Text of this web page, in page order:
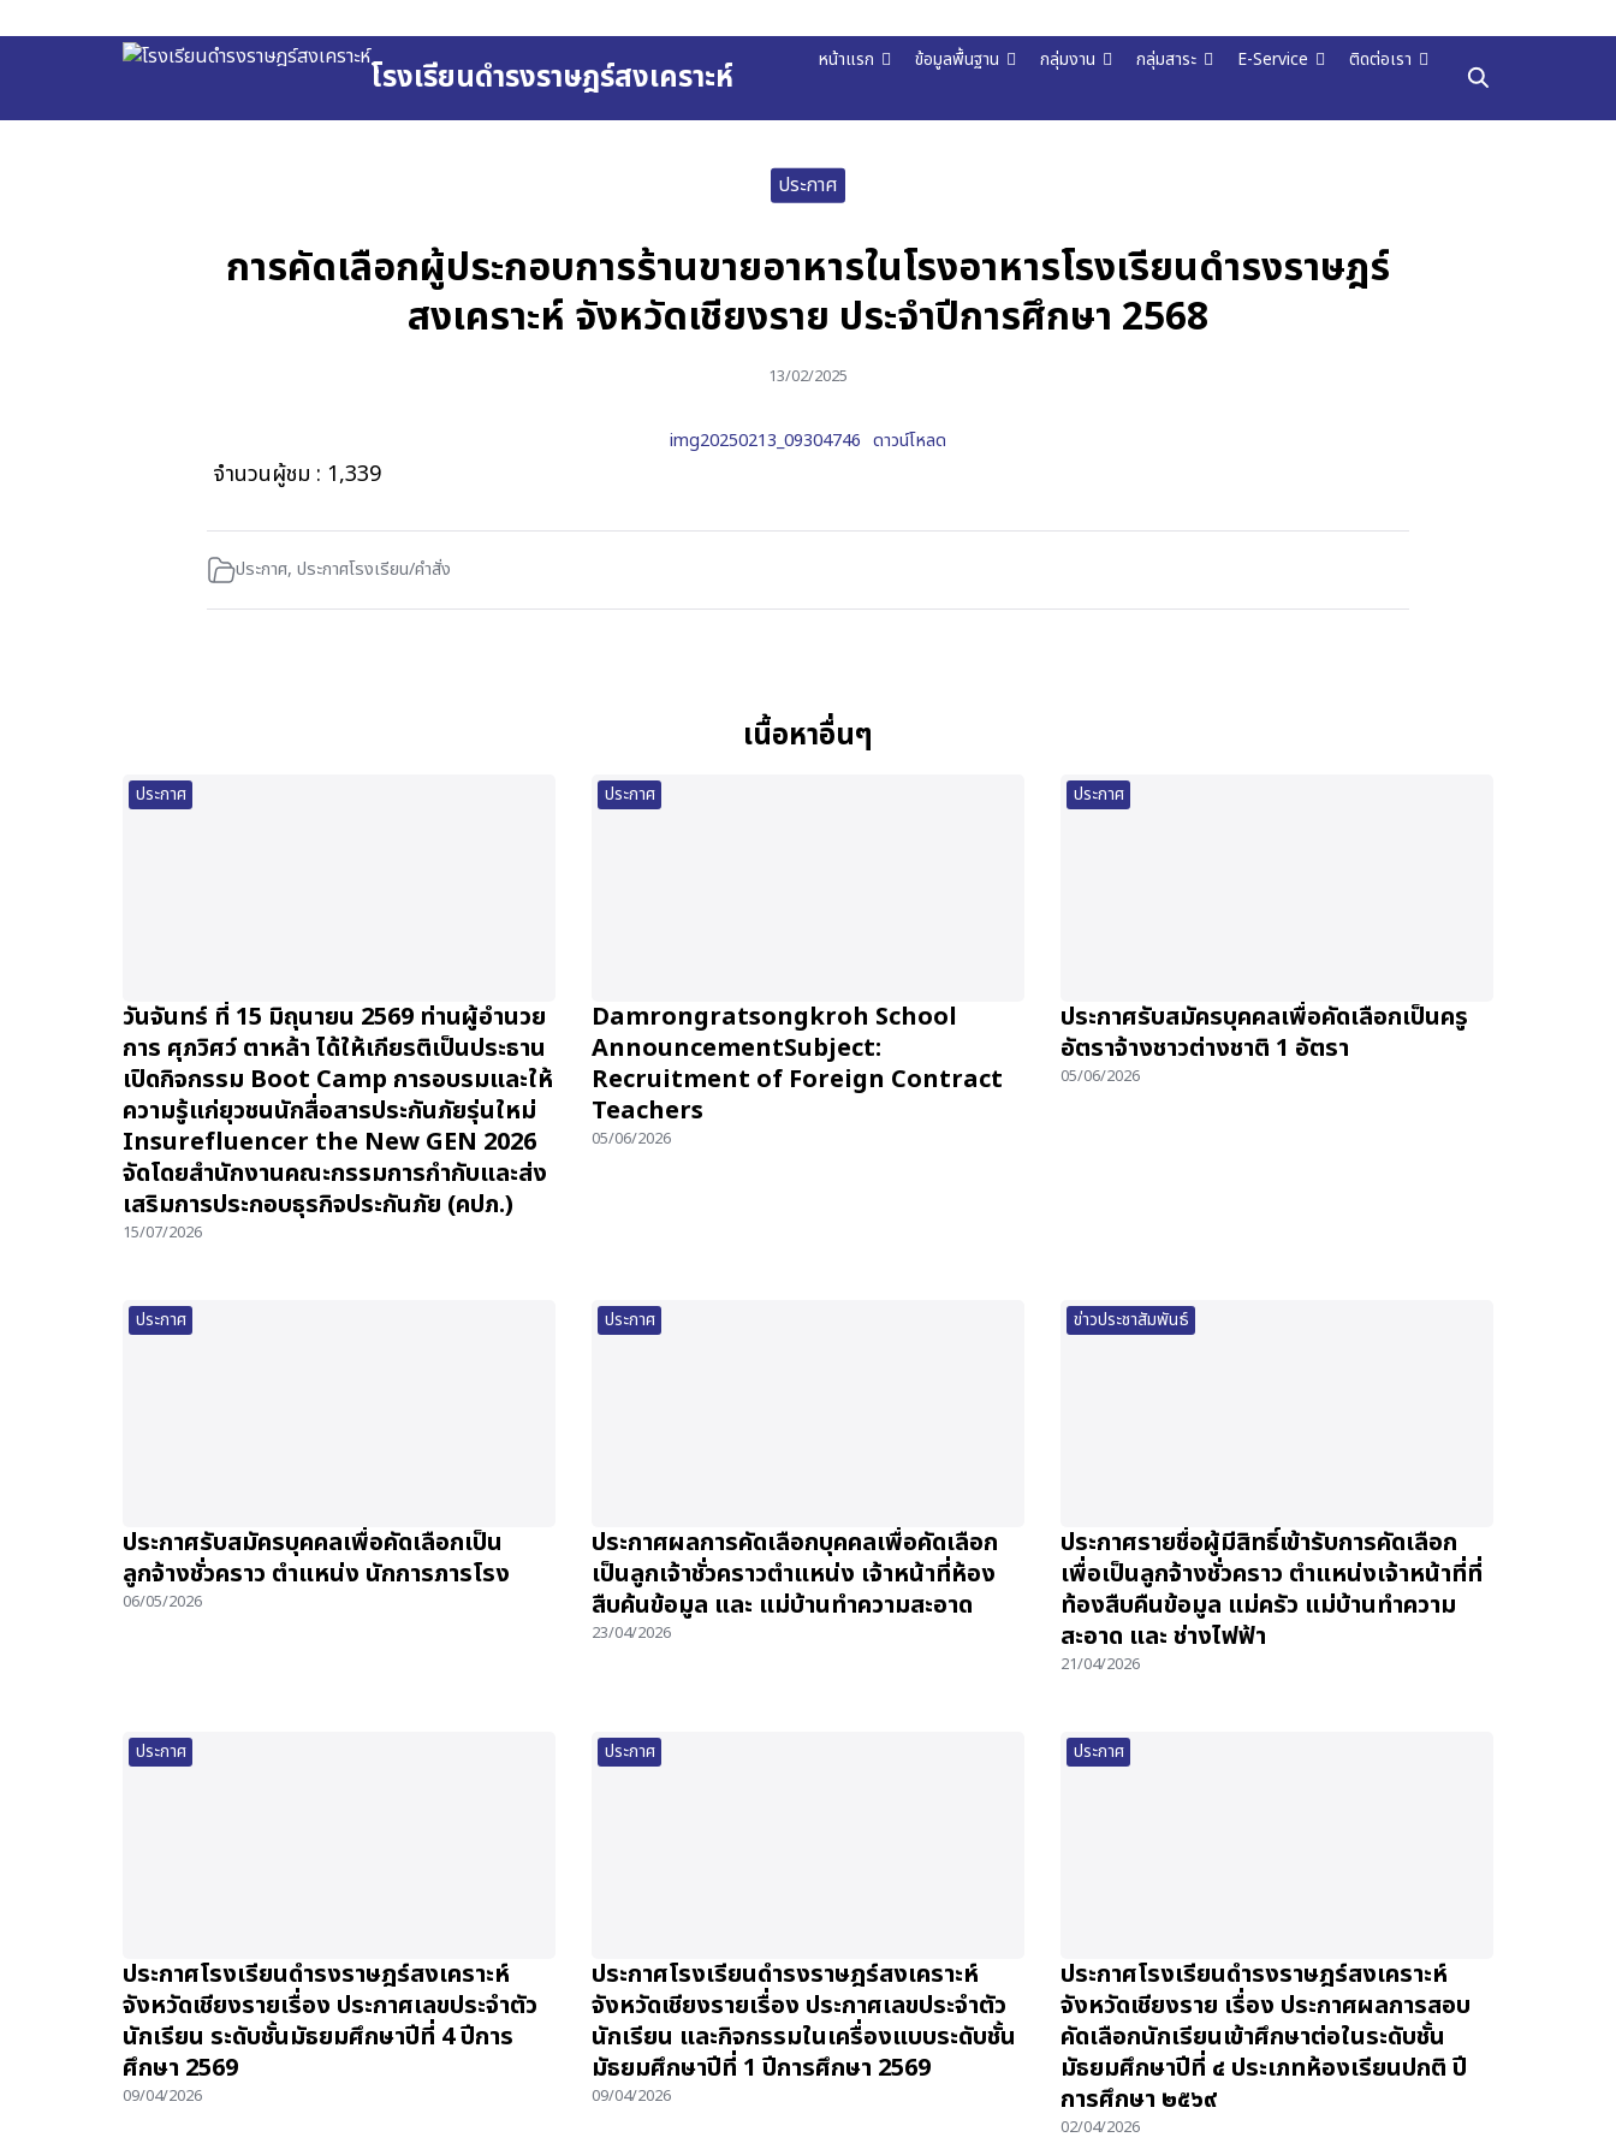
to
โรงเรียนดำรงราษฎร์สงเคราะห์ หน้าแรก ข้อมูลพื้นฐาน กลุ่มงาน กลุ่มสาระ E-Service ติดต่อเรา
Search
for:
ประกาศ
การคัดเลือกผู้ประกอบการร้านขายอาหารในโรงอาหารโรงเรียนดำรงราษฎร์
สงเคราะห์ จังหวัดเชียงราย ประจำปีการศึกษา 2568
13/02/2025
img20250213_09304746 ดาวน์โหลด
จำนวนผู้ชม : 1,339
ประกาศ, ประกาศโรงเรียน/คำสั่ง
เนื้อหาอื่นๆ
ประกาศ
วันจันทร์ ที่ 15 มิถุนายน 2569 ท่านผู้อำนวย
การ ศุภวิศว์ ตาหล้า ได้ให้เกียรติเป็นประธาน
เปิดกิจกรรม Boot Camp การอบรมและให้
ความรู้แก่ยุวชนนักสื่อสารประกันภัยรุ่นใหม่
Insurefluencer the New GEN 2026
จัดโดยสำนักงานคณะกรรมการกำกับและส่ง
เสริมการประกอบธุรกิจประกันภัย (คปภ.)
15/07/2026
ประกาศ
Damrongratsongkroh School
AnnouncementSubject:
Recruitment of Foreign Contract
Teachers
05/06/2026
ประกาศ
ประกาศรับสมัครบุคคลเพื่อคัดเลือกเป็นครู
อัตราจ้างชาวต่างชาติ 1 อัตรา
05/06/2026
ประกาศ
ประกาศรับสมัครบุคคลเพื่อคัดเลือกเป็น
ลูกจ้างชั่วคราว ตำแหน่ง นักการภารโรง
06/05/2026
ประกาศ
ประกาศผลการคัดเลือกบุคคลเพื่อคัดเลือก
เป็นลูกเจ้าชั่วคราวตำแหน่ง เจ้าหน้าที่ห้อง
สืบค้นข้อมูล และ แม่บ้านทำความสะอาด
23/04/2026
ข่าวประชาสัมพันธ์
ประกาศรายชื่อผู้มีสิทธิ์เข้ารับการคัดเลือก
เพื่อเป็นลูกจ้างชั่วคราว ตำแหน่งเจ้าหน้าที่ที่
ท้องสืบคืนข้อมูล แม่ครัว แม่บ้านทำความ
สะอาด และ ช่างไฟฟ้า
21/04/2026
ประกาศ
ประกาศโรงเรียนดำรงราษฎร์สงเคราะห์
จังหวัดเชียงรายเรื่อง ประกาศเลขประจำตัว
นักเรียน ระดับชั้นมัธยมศึกษาปีที่ 4 ปีการ
ศึกษา 2569
09/04/2026
ประกาศ
ประกาศโรงเรียนดำรงราษฎร์สงเคราะห์
จังหวัดเชียงรายเรื่อง ประกาศเลขประจำตัว
นักเรียน และกิจกรรมในเครื่องแบบระดับชั้น
มัธยมศึกษาปีที่ 1 ปีการศึกษา 2569
09/04/2026
ประกาศ
ประกาศโรงเรียนดำรงราษฎร์สงเคราะห์
จังหวัดเชียงราย เรื่อง ประกาศผลการสอบ
คัดเลือกนักเรียนเข้าศึกษาต่อในระดับชั้น
มัธยมศึกษาปีที่ ๔ ประเภทห้องเรียนปกติ ปี
การศึกษา ๒๕๖๙
02/04/2026